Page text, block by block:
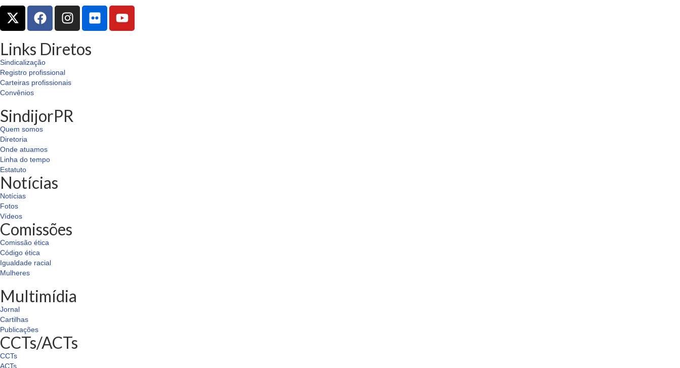
Links Diretos
Sindicalização
Registro profissional
Carteiras profissionais
Convênios
SindijorPR
Quem somos
Diretoria
Onde atuamos
Linha do tempo
Estatuto
Notícias
Notícias
Fotos
Vídeos
Comissões
Comissão ética
Código ética
Igualdade racial
Mulheres
Multimídia
Jornal
Cartilhas
Publicações
CCTs/ACTs
CCTs
ACTs